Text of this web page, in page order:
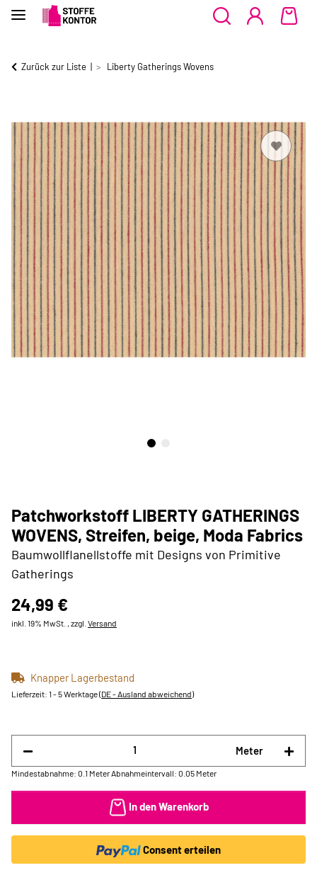
Zurück zur Liste Liberty Gatherings Wovens
Patchworkstoff LIBERTY GATHERINGS
WOVENS, Streifen, beige, Moda Fabrics
Baumwollflanellstoffe mit Designs von Primitive
Gatherings
24,99 €
inkl. 19% MwSt. , zzgl. Versand
Knapper Lagerbestand
Lieferzeit: 1 - 5 Werktage(DE - Ausland abweichend)
Meter
Mindestabnahme: 0.1 Meter Abnahmeintervall: 0.05 Meter
In den Warenkorb
Consent erteilen